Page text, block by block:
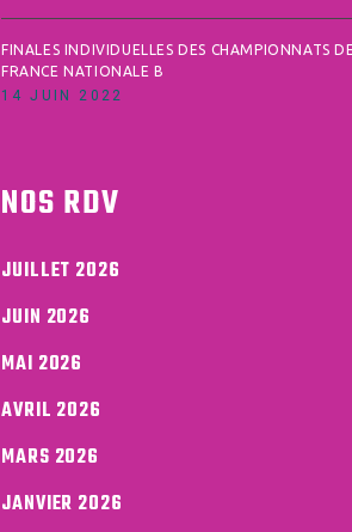
FINALES INDIVIDUELLES DES CHAMPIONNATS
FRANCE NATIONALE B
14 JUIN 2022
NOS RDV
JUILLET 2026
JUIN 2026
MAI 2026
AVRIL 2026
MARS 2026
JANVIER 2026